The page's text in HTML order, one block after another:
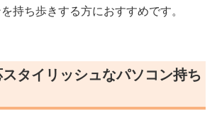
持ち歩きする方におすすめです。
タイリッシュなパソコン持ち